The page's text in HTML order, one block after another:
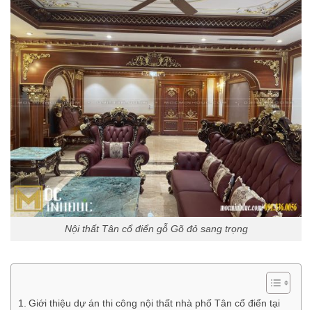
Nội thất Tân cổ điển gỗ Gõ đỏ sang trọng
Giới thiệu dự án thi công nội thất nhà phố Tân cổ điển tại